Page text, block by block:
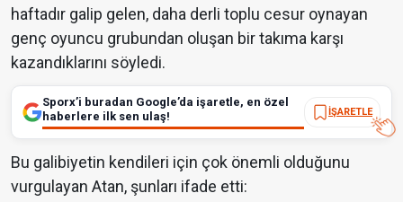
haftadır galip gelen, daha derli toplu cesur oynayan
genç oyuncu grubundan oluşan bir takıma karşı
kazandıklarını söyledi.
Sporx’i buradan Google’da işaretle, en özel
haberlere ilk sen ulaş!
İŞARETLE
Bu galibiyetin kendileri için çok önemli olduğunu
vurgulayan Atan, şunları ifade etti: